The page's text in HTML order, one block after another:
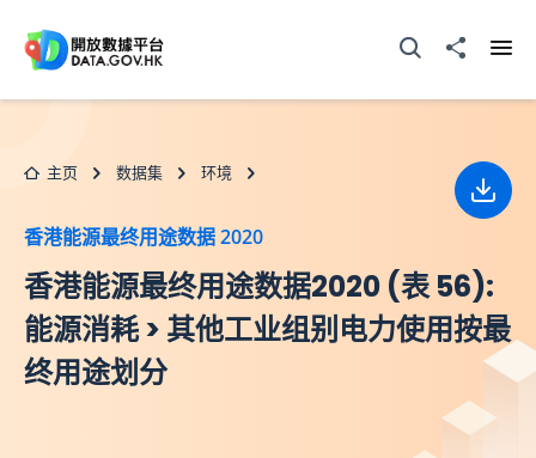
打开搜寻器分享至
主页 数据集 环境
香港能源最终用途数据 2020
香港能源最终用途数据2020 (表 56):
能源消耗 > 其他工业组别电力使用按最
终用途划分
下载